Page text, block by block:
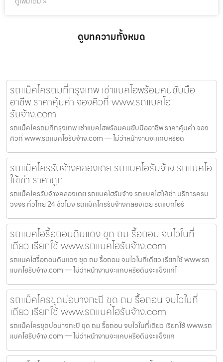
ดูบทความทั้งหมด
รถแม็คโครถมที่กรุงเทพ เช่าแบคโฮพร้อมคนขับมือ
อาชีพ ราคาคุ้มค่า จองคิวที่ www.รถแบคโฮ
รับจ้าง.com
รถแม็คโครถมที่กรุงเทพ เช่าแบคโฮพร้อมคนขับมืออาชีพ ราคาคุ้มค่า จอง
คิวที่ www.รถแบคโฮรับจ้าง.com — ไม่ว่าหน้างานจะแคบหรือด
รถแม็คโครรับจ้างคลองเตย รถแบคโฮรับจ้าง รถแบคโฮ
ให้เช่า ราคาถูก
รถแม็คโครรับจ้างคลองเตย รถแบคโฮรับจ้าง รถแบคโฮให้เช่า บริการครบ
วงจร ทั่วไทย 24 ชั่วโมง รถแม็คโครรับจ้างคลองเตย รถแบคโฮรั
รถแบคโฮรื้อถอนดินแดง ขุด ถม รื้อถอน จบไวในที่
เดียว เรียกใช้ www.รถแบคโฮรับจ้าง.com
รถแบคโฮรื้อถอนดินแดง ขุด ถม รื้อถอน จบไวในที่เดียว เรียกใช้ www.รถ
แบคโฮรับจ้าง.com — ไม่ว่าหน้างานจะแคบหรือดินจะแข็งแค่ไ
รถแม็คโครขุดบ่อบางกะปิ ขุด ถม รื้อถอน จบไวในที่
เดียว เรียกใช้ www.รถแบคโฮรับจ้าง.com
รถแม็คโครขุดบ่อบางกะปิ ขุด ถม รื้อถอน จบไวในที่เดียว เรียกใช้ www.รถ
แบคโฮรับจ้าง.com — ไม่ว่าหน้างานจะแคบหรือดินจะแข็งแค